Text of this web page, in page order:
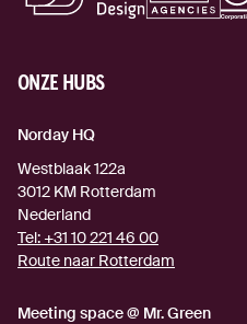
ONZE HUBS
Norday HQ
Westblaak 122a
3012 KM Rotterdam
Nederland
Tel: +31 10 221 46 00
Route naar Rotterdam
Meeting space @ Mr. Green